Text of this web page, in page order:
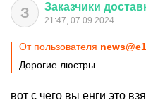
З Заказчики
21:47, 07.09.2024
От пользователя
Дорогие люстры
вот с чего вы енги это